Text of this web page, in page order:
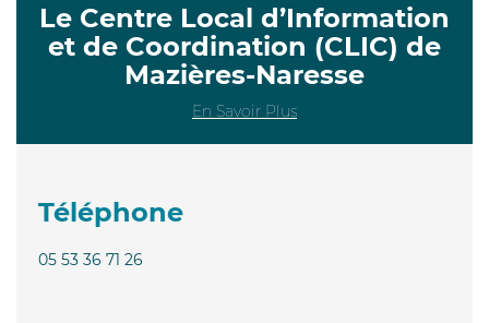
Le Centre Local d’Information
et de Coordination (CLIC) de
Mazières-Naresse
En Savoir Plus
Téléphone
05 53 36 71 26